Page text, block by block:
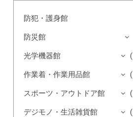
防犯・護身館
防災館
光学機器館
作業着・作業用品館
スポーツ・アウトドア館
デジモノ・生活雑貨館